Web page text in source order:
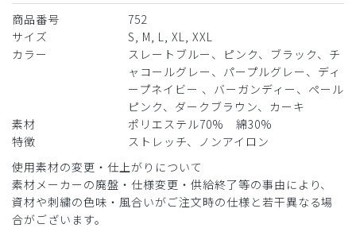
年齢:30代 身長:171-175cm 体重:66-70kg
ストレッチの効いた素材で着心地が良かったです。
商品：
752レディース:ジャージースクラブトップス・
LUXE/ディープネイビー/M
ご購入者様
購入確認済み
2026-03-11
商品番号
752
サイズ
S, M, L, XL, XXL
カラー
スレートブルー、ピンク、ブラック、チ
ャコールグレー、パープルグレー、ディ
ープネイビー 、バーガンディー、ペール
ピンク、ダークブラウン、カーキ
素材
ポリエステル70% 綿30%
特徴
ストレッチ、ノンアイロン
使用素材の変更・仕上がりについて
素材メーカーの廃盤・仕様変更・供給終了等の事由により、
資材や刺繍の色味・風合いがご注文時の仕様と若干異なる場
合がございます。